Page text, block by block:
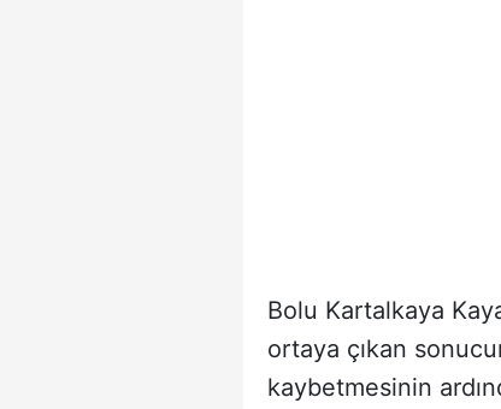
Bolu Kartalkaya
ortaya çıkan
kaybetmesinin